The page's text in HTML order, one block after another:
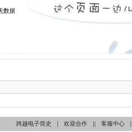
数据
跨越电子简史 欢迎合作 客服中心